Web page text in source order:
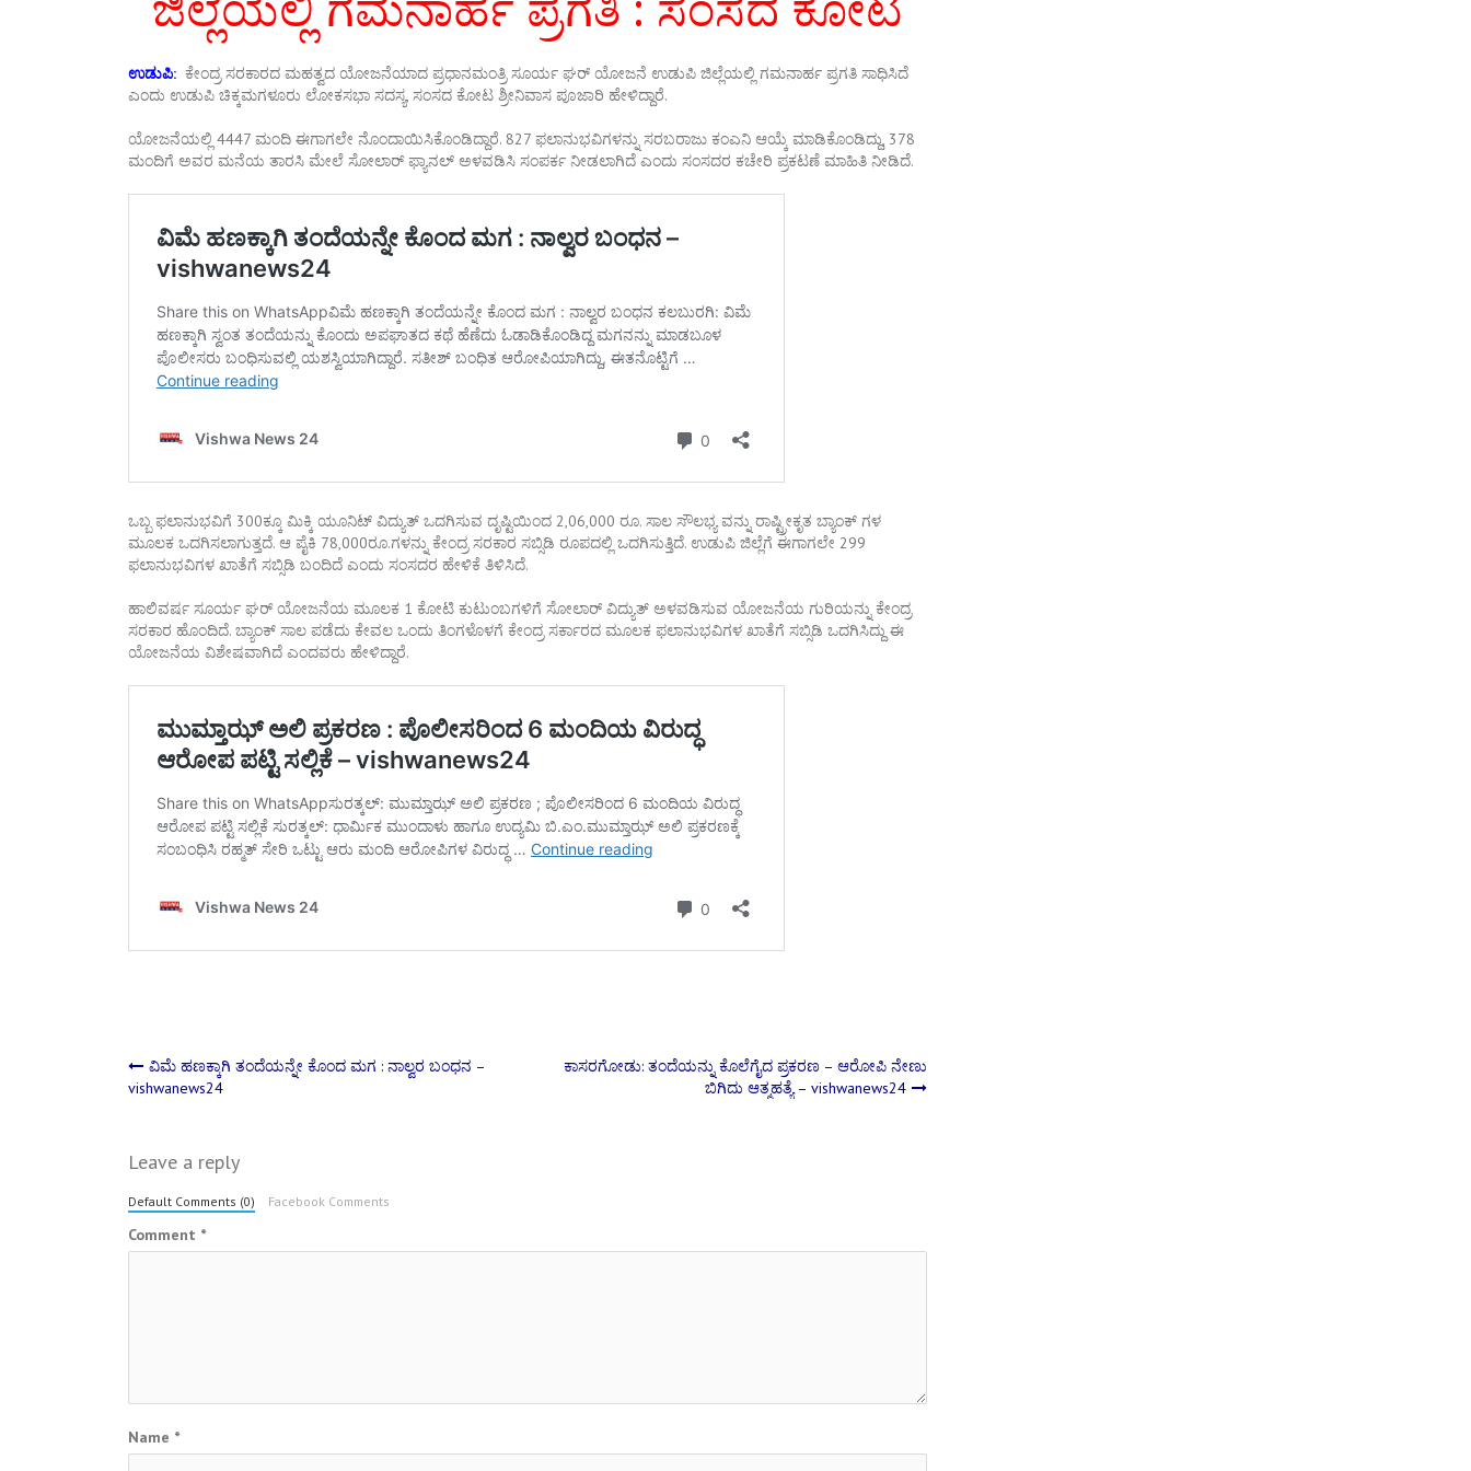
ಉಡುಪಿ: ಕೇಂದ್ರ ಸರಕಾರದ ಮಹತ್ವದ ಯೋಜನೆಯಾದ ಪ್ರಧಾನಮಂತ್ರಿ ಸೂರ್ಯ ಘರ್ ಯೋಜನೆ ಉಡುಪಿ ಜಿಲ್ಲೆಯಲ್ಲಿ ಗಮನಾರ್ಹ ಪ್ರಗತಿ ಸಾಧಿಸಿದೆ
ಎಂದು ಉಡುಪಿ ಚಿಕ್ಕಮಗಳೂರು ಲೋಕಸಭಾ ಸದಸ್ಯ, ಸಂಸದ ಕೋಟ ಶ್ರೀನಿವಾಸ ಪೂಜಾರಿ ಹೇಳಿದ್ದಾರೆ.
ಯೋಜನೆಯಲ್ಲಿ 4447 ಮಂದಿ ಈಗಾಗಲೇ ನೊಂದಾಯಿಸಿಕೊಂಡಿದ್ದಾರೆ. 827 ಫಲಾನುಭವಿಗಳನ್ನು ಸರಬರಾಜು ಕಂಎನಿ ಆಯ್ಕೆ ಮಾಡಿಕೊಂಡಿದ್ದು, 378
ಮಂದಿಗೆ ಅವರ ಮನೆಯ ತಾರಸಿ ಮೇಲೆ ಸೋಲಾರ್ ಫ್ಯಾನಲ್ ಅಳವಡಿಸಿ ಸಂಪರ್ಕ ನೀಡಲಾಗಿದೆ ಎಂದು ಸಂಸದರ ಕಚೇರಿ ಪ್ರಕಟಣೆ ಮಾಹಿತಿ ನೀಡಿದೆ.
ಒಬ್ಬ ಫಲಾನುಭವಿಗೆ 300ಕ್ಕೂ ಮಿಕ್ಕಿ ಯೂನಿಟ್ ವಿದ್ಯುತ್ ಒದಗಿಸುವ ದೃಷ್ಟಿಯಿಂದ 2,06,000 ರೂ. ಸಾಲ ಸೌಲಭ್ಯ ವನ್ನು ರಾಷ್ಟ್ರೀಕೃತ ಬ್ಯಾಂಕ್ ಗಳ
ಮೂಲಕ ಒದಗಿಸಲಾಗುತ್ತದೆ. ಆ ಪೈಕಿ 78,000ರೂ.ಗಳನ್ನು ಕೇಂದ್ರ ಸರಕಾರ ಸಬ್ಸಿಡಿ ರೂಪದಲ್ಲಿ ಒದಗಿಸುತ್ತಿದೆ. ಉಡುಪಿ ಜಿಲ್ಲೆಗೆ ಈಗಾಗಲೇ 299
ಫಲಾನುಭವಿಗಳ ಖಾತೆಗೆ ಸಬ್ಸಿಡಿ ಬಂದಿದೆ ಎಂದು ಸಂಸದರ ಹೇಳಿಕೆ ತಿಳಿಸಿದೆ.
ಹಾಲಿವರ್ಷ ಸೂರ್ಯ ಘರ್ ಯೋಜನೆಯ ಮೂಲಕ 1 ಕೋಟಿ ಕುಟುಂಬಗಳಿಗೆ ಸೋಲಾರ್ ವಿದ್ಯುತ್ ಅಳವಡಿಸುವ ಯೋಜನೆಯ ಗುರಿಯನ್ನು ಕೇಂದ್ರ
ಸರಕಾರ ಹೊಂದಿದೆ. ಬ್ಯಾಂಕ್ ಸಾಲ ಪಡೆದು ಕೇವಲ ಒಂದು ತಿಂಗಳೊಳಗೆ ಕೇಂದ್ರ ಸರ್ಕಾರದ ಮೂಲಕ ಫಲಾನುಭವಿಗಳ ಖಾತೆಗೆ ಸಬ್ಸಿಡಿ ಒದಗಿಸಿದ್ದು ಈ
ಯೋಜನೆಯ ವಿಶೇಷವಾಗಿದೆ ಎಂದವರು ಹೇಳಿದ್ದಾರೆ.
Post
ವಿಮೆ ಹಣಕ್ಕಾಗಿ ತಂದೆಯನ್ನೇ ಕೊಂದ ಮಗ : ನಾಲ್ವರ ಬಂಧನ –
vishwanews24
ಕಾಸರಗೋಡು: ತಂದೆಯನ್ನು ಕೊಲೆಗೈದ ಪ್ರಕರಣ – ಆರೋಪಿ ನೇಣು
ಬಿಗಿದು ಆತ್ಮಹತ್ಯೆ – vishwanews24
Leave a reply
Default Comments (0) Facebook Comments
Comment *
Name *